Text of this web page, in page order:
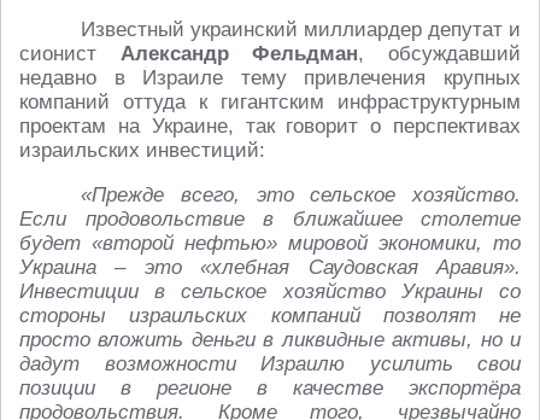
Известный украинский миллиардер депутат и
сионист Александр Фельдман, обсуждавший
недавно в Израиле тему привлечения крупных
компаний оттуда к гигантским инфраструктурным
проектам на Украине, так говорит о перспективах
израильских инвестиций:
«Прежде всего, это сельское хозяйство.
Если продовольствие в ближайшее столетие
будет «второй нефтью» мировой экономики, то
Украина – это «хлебная Саудовская Аравия».
Инвестиции в сельское хозяйство Украины со
стороны израильских компаний позволят не
просто вложить деньги в ликвидные активы, но и
дадут возможности Израилю усилить свои
позиции в регионе в качестве экспортёра
продовольствия. Кроме того, чрезвычайно